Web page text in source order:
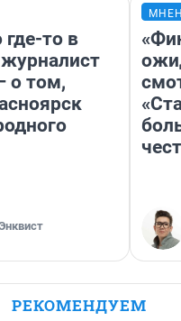
где-то в
о том,
РЕКОМЕНДУЕМ